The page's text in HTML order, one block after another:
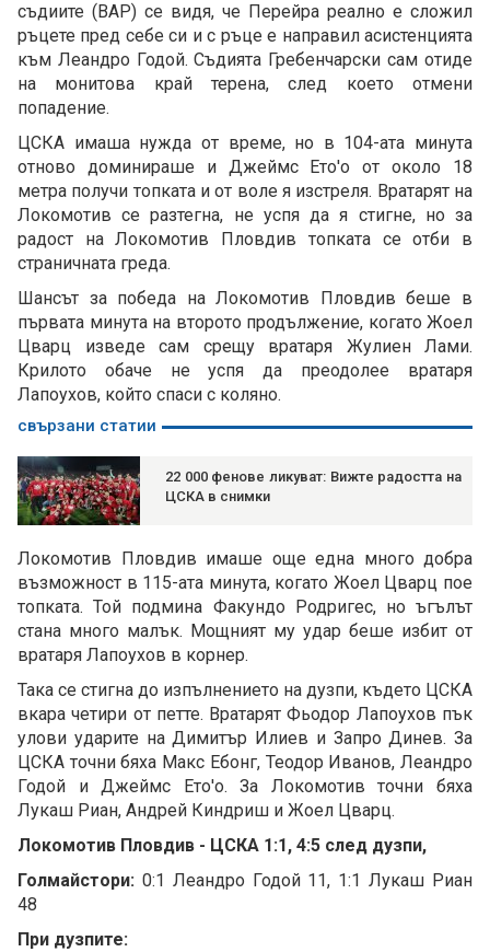
съдиите (ВАР) се видя, че Перейра реално е сложил
ръцете пред себе си и с ръце е направил асистенцията
към Леандро Годой. Съдията Гребенчарски сам отиде
на монитова край терена, след което отмени
попадение.
ЦСКА имаша нужда от време, но в 104-ата минута
отново доминираше и Джеймс Ето'о от около 18
метра получи топката и от воле я изстреля. Вратарят на
Локомотив се разтегна, не успя да я стигне, но за
радост на Локомотив Пловдив топката се отби в
страничната греда.
Шансът за победа на Локомотив Пловдив беше в
първата минута на второто продължение, когато Жоел
Цварц изведе сам срещу вратаря Жулиен Лами.
Крилото обаче не успя да преодолее вратаря
Лапоухов, който спаси с коляно.
свързани статии
22 000 фенове ликуват: Вижте радостта на
ЦСКА в снимки
Локомотив Пловдив имаше още една много добра
възможност в 115-ата минута, когато Жоел Цварц пое
топката. Той подмина Факундо Родригес, но ъгълът
стана много малък. Мощният му удар беше избит от
вратаря Лапоухов в корнер.
Така се стигна до изпълнението на дузпи, където ЦСКА
вкара четири от петте. Вратарят Фьодор Лапоухов пък
улови ударите на Димитър Илиев и Запро Динев. За
ЦСКА точни бяха Макс Ебонг, Теодор Иванов, Леандро
Годой и Джеймс Ето'о. За Локомотив точни бяха
Лукаш Риан, Андрей Киндриш и Жоел Цварц.
Локомотив Пловдив - ЦСКА 1:1, 4:5 след дузпи,
Голмайстори: 0:1 Леандро Годой 11, 1:1 Лукаш Риан
48
При дузпите: